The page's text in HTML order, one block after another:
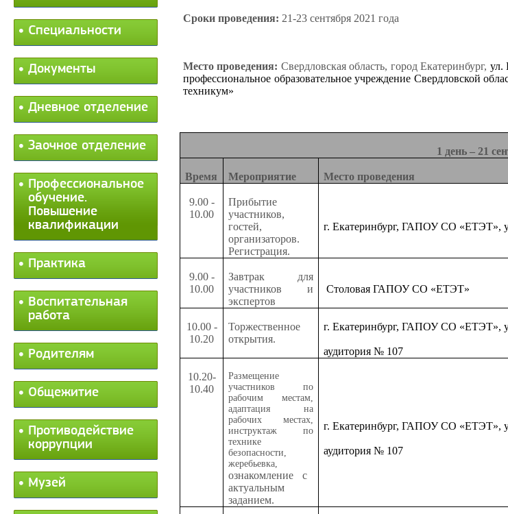
Специальности
Документы
Дневное отделение
Заочное отделение
Профессиональное
обучение.
Повышение
квалификации
Практика
Воспитательная
работа
Родителям
Общежитие
Противодействие
коррупции
Музей
Сроки проведения: 21-23 сентября 2021 года
Место проведения: Свердловская область, город Екатеринбург, ул.
профессиональное образовательное учреждение Свердловской
техникум»
1 день – 21
Время Мероприятие Место проведения
9.00 -
10.00
Прибытие
участников,
гостей,
организаторов.
Регистрация.
г. Екатеринбург, ГАПОУ СО «ЕТЭТ»,
9.00 -
10.00
Завтрак для
участников и
экспертов
Столовая ГАПОУ СО «ЕТЭТ»
10.00 -
10.20
Торжественное
открытия.
г. Екатеринбург, ГАПОУ СО «ЕТЭТ»,
аудитория № 107
10.20-
10.40
Размещение
участников по
рабочим местам,
адаптация на
рабочих местах,
инструктаж по
технике
безопасности,
жеребьевка,
ознакомление с
актуальным
заданием.
г. Екатеринбург, ГАПОУ СО «ЕТЭТ»,
аудитория № 107